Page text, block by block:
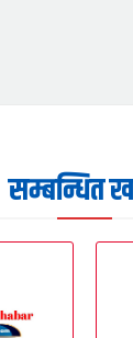
सम्बन्धित